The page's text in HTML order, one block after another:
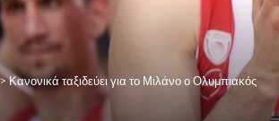
>Κανονικά ταξιδεύει για το Μιλάνο ο Ολυμπιακός